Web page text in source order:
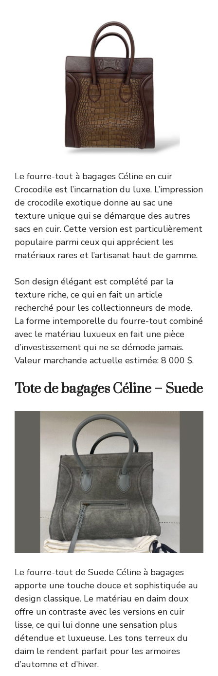
Le fourre-tout à bagages Céline en cuir
Crocodile est l’incarnation du luxe. L’impression
de crocodile exotique donne au sac une
texture unique qui se démarque des autres
sacs en cuir. Cette version est particulièrement
populaire parmi ceux qui apprécient les
matériaux rares et l’artisanat haut de gamme.
Son design élégant est complété par la
texture riche, ce qui en fait un article
recherché pour les collectionneurs de mode.
La forme intemporelle du fourre-tout combiné
avec le matériau luxueux en fait une pièce
d’investissement qui ne se démode jamais.
Valeur marchande actuelle estimée: 8 000 $.
Tote de bagages Céline – Suede
Le fourre-tout de Suede Céline à bagages
apporte une touche douce et sophistiquée au
design classique. Le matériau en daim doux
offre un contraste avec les versions en cuir
lisse, ce qui lui donne une sensation plus
détendue et luxueuse. Les tons terreux du
daim le rendent parfait pour les armoires
d’automne et d’hiver.